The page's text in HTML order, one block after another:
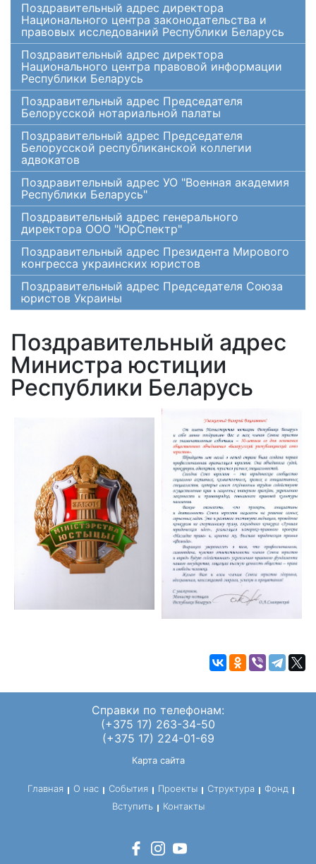
Поздравительный адрес директора
Национального центра законодательства и
правовых исследований Республики Беларусь
Поздравительный адрес директора
Национального центра правовой информации
Республики Беларусь
Поздравительный адрес Председателя
Белорусской нотариальной палаты
Поздравительный адрес Председателя
Белорусской республиканской коллегии
адвокатов
Поздравительный адрес УО "Военная академия
Республики Беларусь"
Поздравительный адрес генерального
директора ООО "ЮрСпектр"
Поздравительный адрес Президента Мирового
конгресса украинских юристов
Поздравительный адрес Председателя Союза
юристов Украины
Поздравительный адрес
Министра юстиции
Республики Беларусь
Справки по телефонам:
(+375 17) 263-34-50
(+375 17) 224-01-69
Карта сайта
Главная О нас События Проекты Структура
Фонд
Вступить
Контакты